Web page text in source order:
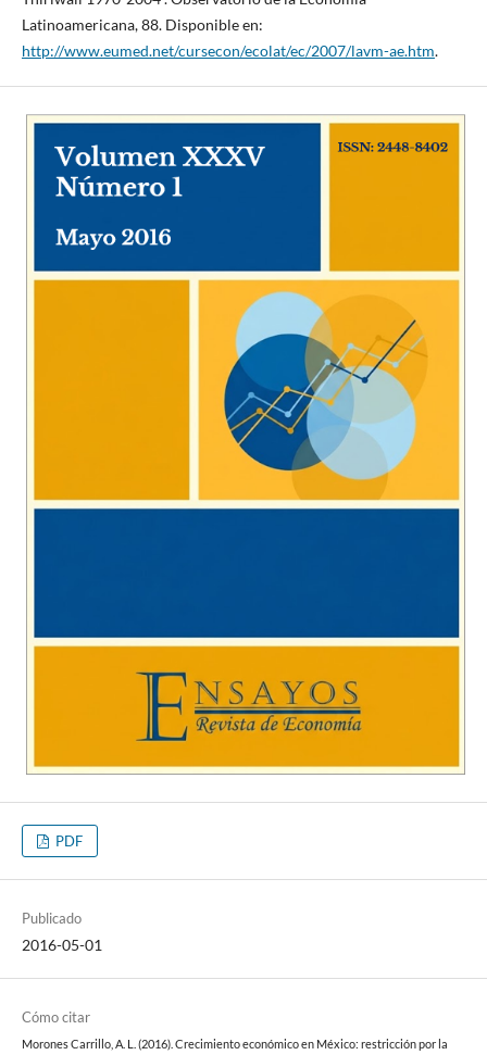
Latinoamericana, 88. Disponible en:
http://www.eumed.net/cursecon/ecolat/ec/2007/lavm-ae.htm.
PDF
Publicado
2016-05-01
Cómo citar
Morones Carrillo, A. L. (2016). Crecimiento económico en México: restricción por la